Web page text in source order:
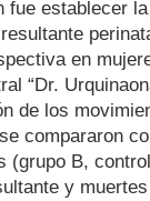
fue establecer
en
“Dr.
de los
compararon
(grupo B,
y